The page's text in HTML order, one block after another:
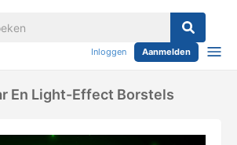
Inloggen Aanmelden
En Light-Effect Borstels